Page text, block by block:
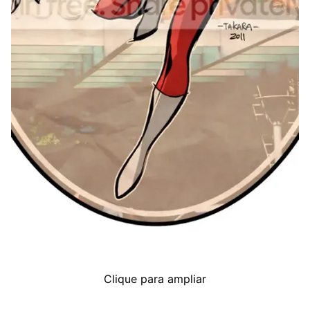
Clique para ampliar